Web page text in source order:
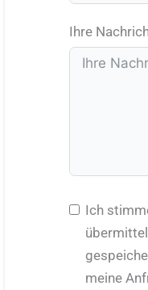
Ihre
Ich
meine